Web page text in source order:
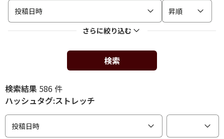
投稿日時
昇順
さらに絞り込む
検索
検索結果 586 件
ハッシュタグ:ストレッチ
投稿日時